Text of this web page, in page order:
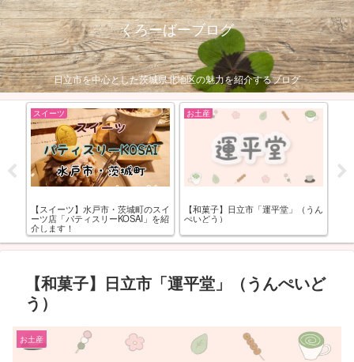
くろーばーブログ
日立市を中心とした茨城県北地区の魅力を紹介するブログ
スイーツ
【スイーツ】水戸市・茨城町のスイ
ーツ店「パティスリーKOSAI」を紹
介します！
お土産
【和菓子】日立市「運平堂」（うん
ぺいどう）
【和菓子】日立市「運平堂」（うんぺいど
う）
お土産